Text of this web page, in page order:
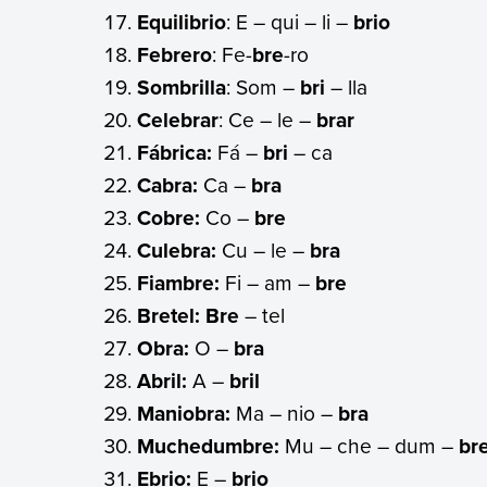
Equilibrio: E – qui – li – brio
Febrero: Fe-bre-ro
Sombrilla: Som – bri – lla
Celebrar: Ce – le – brar
Fábrica: Fá – bri – ca
Cabra: Ca – bra
Cobre: Co – bre
Culebra: Cu – le – bra
Fiambre: Fi – am – bre
Bretel: Bre – tel
Obra: O – bra
Abril:A – bril
Maniobra: Ma – nio – bra
Muchedumbre: Mu – che – dum –
Ebrio: E – brio